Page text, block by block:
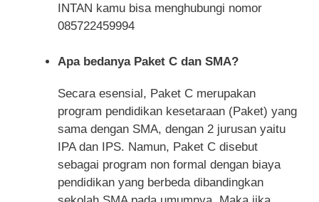
INTAN kamu bisa menghubungi nomor
085722459994
Apa bedanya Paket C dan SMA?
Secara esensial, Paket C merupakan
program pendidikan kesetaraan (Paket) yang
sama dengan SMA, dengan 2 jurusan yaitu
IPA dan IPS. Namun, Paket C disebut
sebagai program non formal dengan biaya
pendidikan yang berbeda dibandingkan